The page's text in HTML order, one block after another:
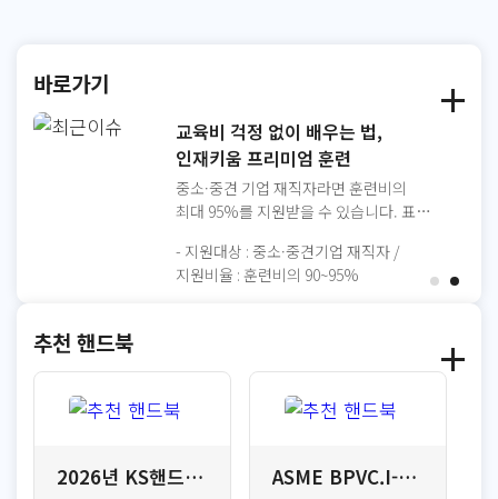
바로가기
[KSA EDU] 표준·인증·AI 기업
교육 전문기관
누구나 쉽게 시작하는 실무 중심 AI
교육부터 ISO 9001·14001·45001 등
트렌드까지 한 번에 학습 공개교육,
맞춤형 교육에서 이러닝까지 언제
- 관련과정 : ISO 9001 인증심사원,
AI+X, ESG, 품질경영, KS인증, 리더십
교육비 걱정 없이 배우는 법,
인재키움 프리미엄 훈련
중소·중견 기업 재직자라면 훈련비의
최대 95%를 지원받을 수 있습니다. 표준·
해결하세요.
- 지원대상 : 중소·중견기업 재직자 /
지원비율 : 훈련비의 90~95%
추천 핸드북
2026년 KS핸드북-철강(세트)(set)
ASME BPVC.I-2025 Section I, Rules for Construction of Power Boilers